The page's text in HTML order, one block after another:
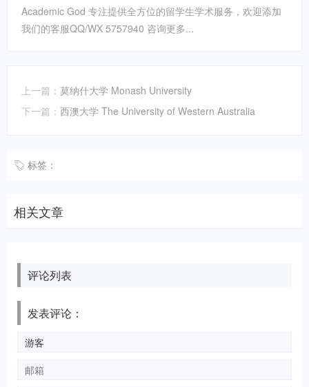
Academic God 专注提供全方位的留学生学术服务，欢迎添加
我们的客服QQ/WX 5757940 咨询更多...
上一篇： 莫纳什大学 Monash University
下一篇： 西澳大学 The University of Western Australia
标签：
相关文章
评论列表
发表评论：